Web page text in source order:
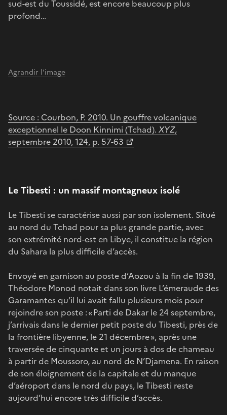
sud-est du Toussidé, est encore beaucoup plus
profond…
Agrandir l'image
Source : Courbon, P. 2010. Un gouffre volcanique
exceptionnel le Doon Kinnimi (Tchad). XYZ,
septembre 2010, 124, p. 57-63
Le Tibesti : un massif montagneux isolé
Le Tibesti se caractérise aussi par son isolement. Situé
au nord du Tchad pour sa plus grande partie, avec
son extrémité nord-est en Libye, il constitue la région
du Sahara la plus difficile d’accès.
Envoyé en garnison au poste d’Aozou à la fin de 1939,
Théodore Monod notait dans son livre L’émeraude des
Garamantes qu’il lui avait fallu plusieurs mois pour
rejoindre son poste : « Parti de Dakar le 24 septembre,
j’arrivais dans le dernier petit poste du Tibesti, près de
la frontière libyenne, le 21 décembre », après une
traversée de cinquante et un jours à dos de chameau
à partir de Moussoro, au nord de N’Djamena. En raison
de son éloignement de la capitale et du manque
d’aéroport dans le nord du pays, le Tibesti reste
aujourd’hui encore très difficile d’accès.